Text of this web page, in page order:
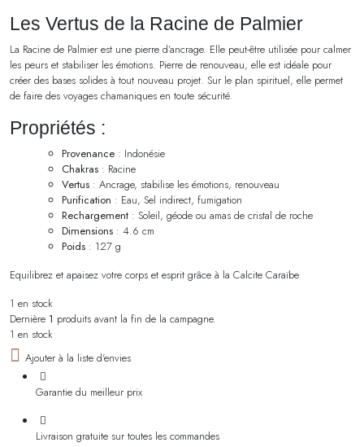
Les Vertus de la Racine de Palmier
La Racine de Palmier est une pierre d’ancrage. Elle peut-être utilisée pour calmer
les peurs et stabiliser les émotions. Pierre de renouveau, elle est idéale pour
créer des bases solides à tout nouveau projet. Sur le plan spirituel, elle permet
de faire des voyages chamaniques en toute sécurité.
Propriétés :
Provenance : Indonésie
Chakras : Racine
Vertus : Ancrage, stabilise les émotions, renouveau
Purification : Eau, Sel indirect, fumigation
Rechargement : Soleil, géode ou amas de cristal de roche
Dimensions : 4.6 cm
Poids : 127 g
Equilibrez et apaisez votre corps et esprit grâce à la Calcite Caraïbe
1 en stock
Dernière 1 produits avant la fin de la campagne.
1 en stock
Ajouter à la liste d'envies
Garantie du meilleur prix
Livraison gratuite sur toutes les commandes